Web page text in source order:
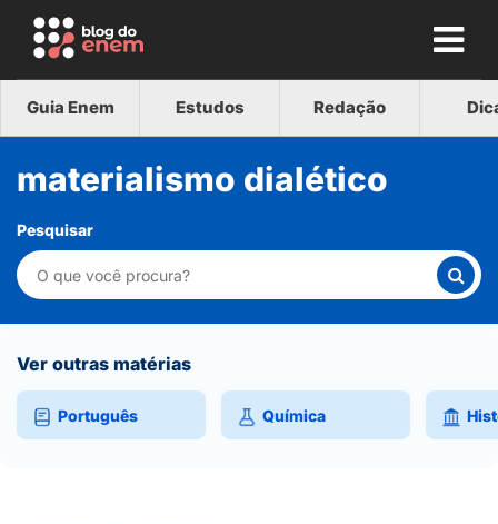
Guia Enem Estudos Redação
materialismo dialético
Pesquisar
Ver outras matérias
Português Química